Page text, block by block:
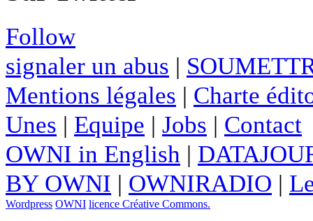
Follow
signaler un abus |
Mentions légales | Charte
Unes | Equipe | Jobs | Contact
OWNI in English |
BY OWNI | OWNIRADIO |
Wordpress OWNI licence Créative Commons.